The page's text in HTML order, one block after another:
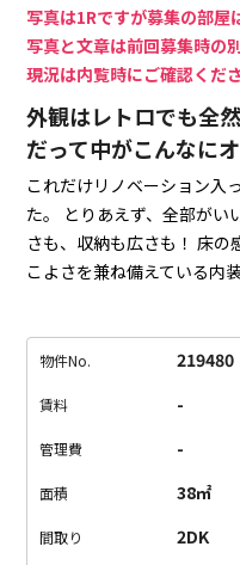
写真は1Rですが募集の部屋
写真と文章は前回募集時の
現況は内覧時にご確認くだ
外観はレトロでも全然
だって中がこんなに
これだけリノベーション入
た。
とりあえず、全部がい
さも、収納も広さも！ 床の
こよさを兼ね備えている内装
た瞬間そう思うはず。この
外観はレトロです
物件No. 219480
賃料 -
管理費 -
面積 38㎡
間取り 2DK